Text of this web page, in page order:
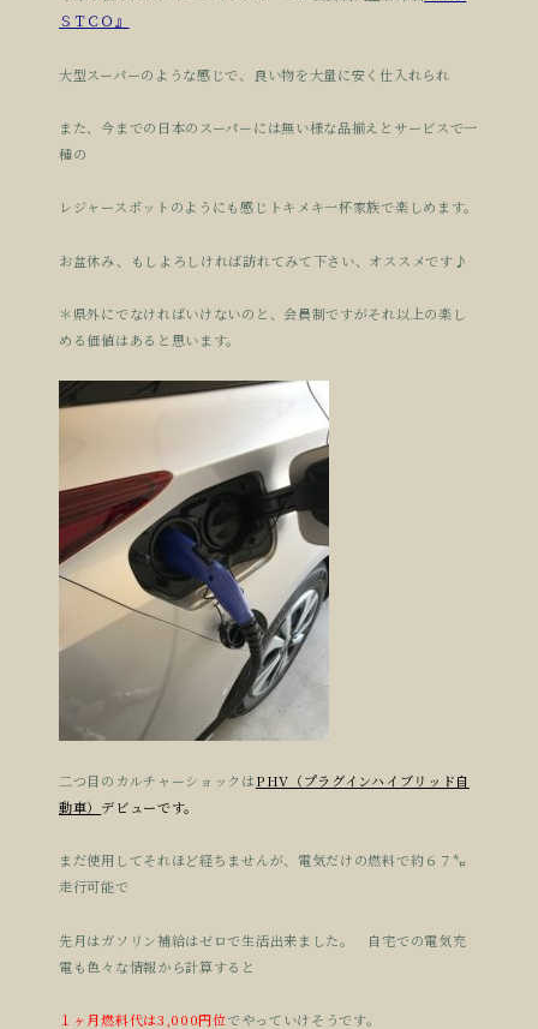
ＳＴＣＯ』
大型スーパーのような感じで、良い物を大量に安く仕入れられ
また、今までの日本のスーパーには無い様な品揃えとサービスで一
種の
レジャースポットのようにも感じトキメキ一杯家族で楽しめます。
お盆休み、もしよろしければ訪れてみて下さい、オススメです♪
＊県外にでなければいけないのと、会員制ですがそれ以上の楽し
める価値はあると思います。
二つ目のカルチャーショックはPHV（プラグインハイブリッド自
動車） デビューです。
まだ使用してそれほど経ちませんが、電気だけの燃料で約６７㌔
走行可能で
先月はガソリン補給はゼロで生活出来ました。 自宅での電気充
電も色々な情報から計算すると
１ヶ月燃料代は3,000円位でやっていけそうです。